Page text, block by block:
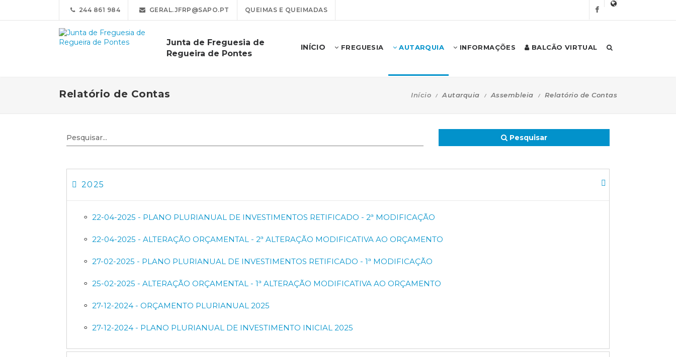
244 861 984 GERAL.JFRP@SAPO.PT QUEIMAS E QUEIMADAS
Junta de Freguesia de
Regueira de Pontes
INÍCIO FREGUESIA AUTARQUIA INFORMAÇÕES BALCÃO VIRTUAL
Relatório de Contas Início Autarquia Assembleia Relatório de Contas
Pesquisar
2025
22-04-2025 - PLANO PLURIANUAL DE INVESTIMENTOS RETIFICADO - 2ª MODIFICAÇÃO
22-04-2025 - ALTERAÇÃO ORÇAMENTAL - 2ª ALTERAÇÃO MODIFICATIVA AO ORÇAMENTO
27-02-2025 - PLANO PLURIANUAL DE INVESTIMENTOS RETIFICADO - 1ª MODIFICAÇÃO
25-02-2025 - ALTERAÇÃO ORÇAMENTAL - 1ª ALTERAÇÃO MODIFICATIVA AO ORÇAMENTO
27-12-2024 - ORÇAMENTO PLURIANUAL 2025
27-12-2024 - PLANO PLURIANUAL DE INVESTIMENTO INICIAL 2025